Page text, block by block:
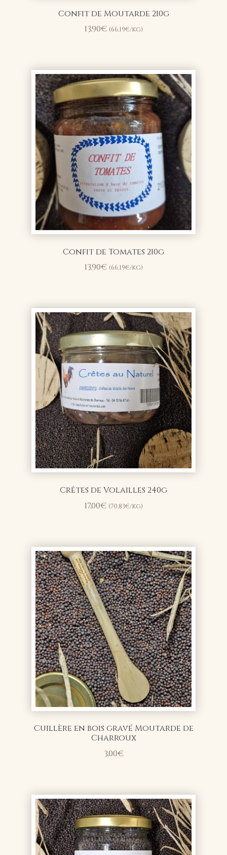
Confit de Moutarde 210g
13,90€ (66,19€/kg)
Confit de Tomates 210g
13,90€ (66,19€/kg)
Crêtes de Volailles 240g
17,00€ (70,83€/kg)
Cuillère en bois gravé Moutarde de
Charroux
3,00€